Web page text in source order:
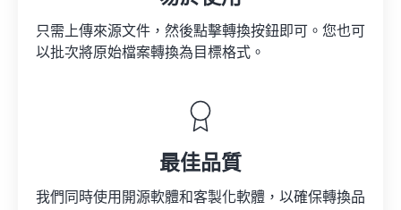
只需上傳來源文件，然後點擊轉換按鈕即可。您也可
以批次將原始檔案轉換為目標格式。
最佳品質
我們同時使用開源軟體和客製化軟體，以確保轉換品